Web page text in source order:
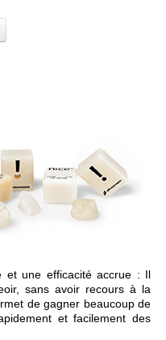
et une efficacité accrue : Il
sans avoir recours à la
de gagner beaucoup de
et facilement des